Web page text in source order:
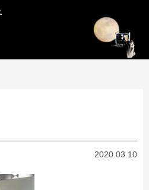
2020.03.10